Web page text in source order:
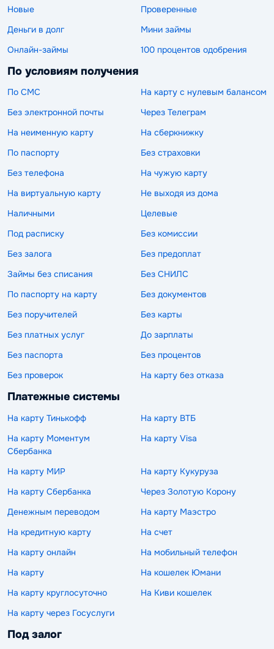
Новые
Проверенные
Деньги в долг
Мини займы
Онлайн-займы
100 процентов одобрения
По условиям получения
По СМС
На карту с нулевым балансом
Без электронной почты
Через Телеграм
На неименную карту
На сберкнижку
По паспорту
Без страховки
Без телефона
На чужую карту
На виртуальную карту
Не выходя из дома
Наличными
Целевые
Под расписку
Без комиссии
Без залога
Без предоплат
Займы без списания
Без СНИЛС
По паспорту на карту
Без документов
Без поручителей
Без карты
Без платных услуг
До зарплаты
Без паспорта
Без процентов
Без проверок
На карту без отказа
Платежные системы
На карту Тинькофф
На карту ВТБ
На карту Моментум
Сбербанка
На карту Visa
На карту МИР
На карту Кукуруза
На карту Сбербанка
Через Золотую Корону
Денежным переводом
На карту Маэстро
На кредитную карту
На счет
На карту онлайн
На мобильный телефон
На карту
На кошелек Юмани
На карту круглосуточно
На Киви кошелек
На карту через Госуслуги
Под залог